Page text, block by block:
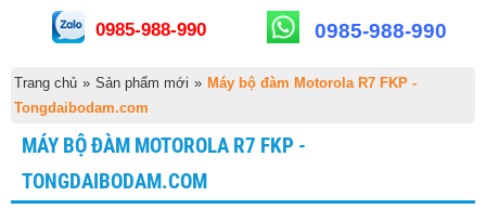
0985-988-990 0985-988-990
Trang chủ » Sản phẩm mới » Máy bộ đàm Motorola R7 FKP -
Tongdaibodam.com
MÁY BỘ ĐÀM MOTOROLA R7 FKP -
TONGDAIBODAM.COM